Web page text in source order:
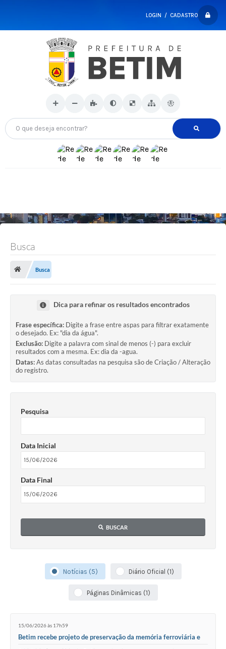
LOGIN / CADASTRO
O que deseja encontrar?
Busca
Busca
Dica para refinar os resultados encontrados
Frase específica: Digite a frase entre aspas para filtrar exatamente
o desejado. Ex: "dia da água".
Exclusão: Digite a palavra com sinal de menos (-) para excluir
resultados com a mesma. Ex: dia da -agua.
Datas:As datas consultadas na pesquisa são de Criação / Alteração
do registro.
Pesquisa
Data Inicial
Data Final
BUSCAR
Notícias (5) Diário Oficial (1)
Páginas Dinâmicas (1)
15/06/2026 às 17h59
Betim recebe projeto de preservação da memória ferroviária e